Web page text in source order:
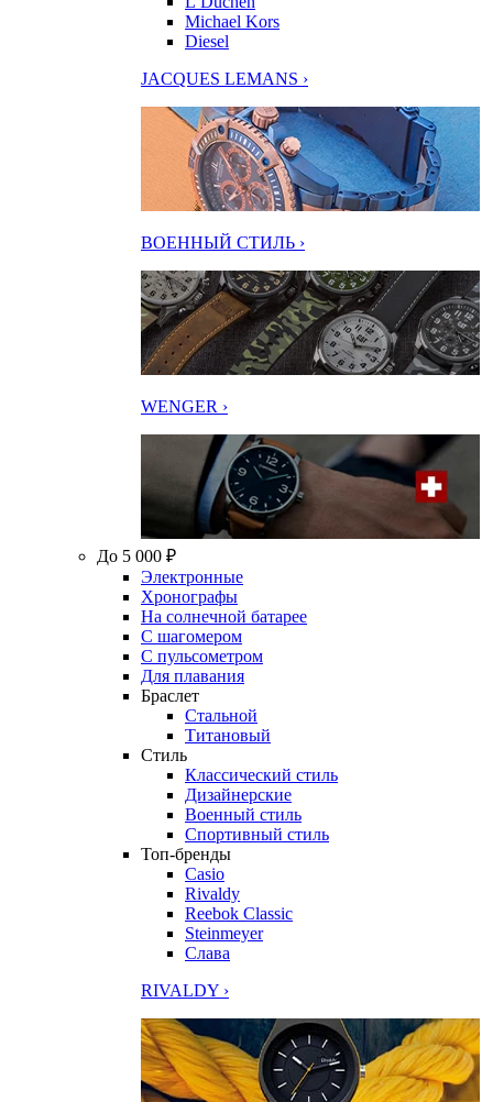
Michael Kors
Diesel
JACQUES LEMANS ›
ВОЕННЫЙ СТИЛЬ ›
WENGER ›
До 5 000 ₽
Электронные
Хронографы
На солнечной батарее
С шагомером
С пульсометром
Для плавания
Браслет
Стальной
Титановый
Стиль
Классический стиль
Дизайнерские
Военный стиль
Спортивный стиль
Топ-бренды
Casio
Rivaldy
Reebok Classic
Steinmeyer
Слава
RIVALDY ›